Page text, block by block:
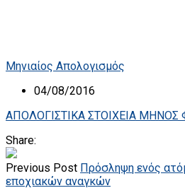
Μηνιαίος Απολογισμός
04/08/2016
ΑΠΟΛΟΓΙΣΤΙΚΑ ΣΤΟΙΧΕΙΑ ΜΗΝΟΣ
Share:
Previous Post Πρόσληψη ενός
εποχιακών αναγκών